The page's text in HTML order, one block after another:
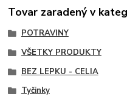
Tovar zaradený v
POTRAVINY
VŠETKY PRODUKTY
BEZ LEPKU - CELIA
Tyčinky